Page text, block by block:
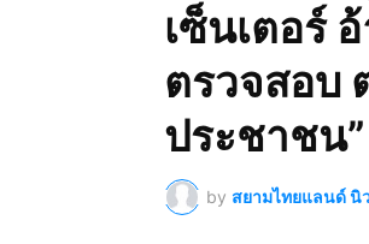
เซ็นเตอร์
ตรวจสอบ
ประชาชน”
by สยามไทยแลนด์ นิ